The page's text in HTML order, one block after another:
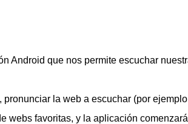
Android que nos permite escuchar
la web a escuchar (por ejemplo
webs favoritas, y la aplicación